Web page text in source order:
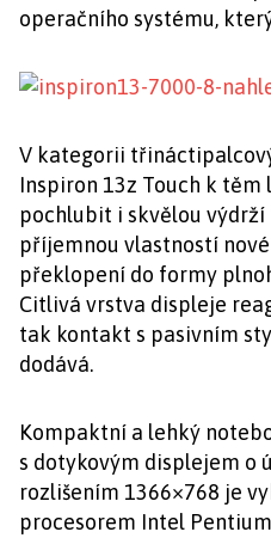
operačního systému,
V kategorii
Inspiron 13z Touch k těm
pochlubit i skvělou výdrží
příjemnou vlastností
překlopení do formy
Citlivá vrstva displeje
tak kontakt s pasivním
dodává.
Kompaktní a lehký
s dotykovým displejem o
rozlišením 1366×768 je
procesorem Intel